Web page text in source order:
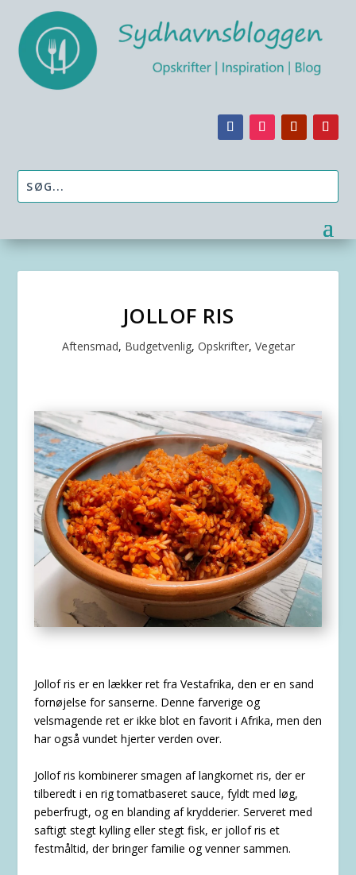
JOLLOF RIS
Aftensmad, Budgetvenlig, Opskrifter, Vegetar
Jollof ris er en lækker ret fra Vestafrika, den er en sand
fornøjelse for sanserne. Denne farverige og
velsmagende ret er ikke blot en favorit i Afrika, men den
har også vundet hjerter verden over.
Jollof ris kombinerer smagen af langkornet ris, der er
tilberedt i en rig tomatbaseret sauce, fyldt med løg,
peberfrugt, og en blanding af krydderier. Serveret med
saftigt stegt kylling eller stegt fisk, er jollof ris et
festmåltid, der bringer familie og venner sammen.